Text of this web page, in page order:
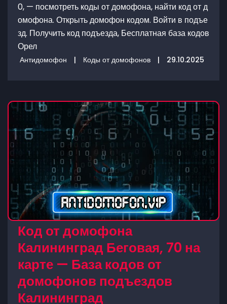
0, — посмотреть коды от домофона, найти код от д
омофона. Открыть домофон кодом. Войти в подъе
зд. Получить код подъезда, Бесплатная база кодов
Орел
Антидомофон | Коды от домофонов | 29.10.2025
Код от домофона
Калининград Беговая, 70 на
карте — База кодов от
домофонов подъездов
Калининград